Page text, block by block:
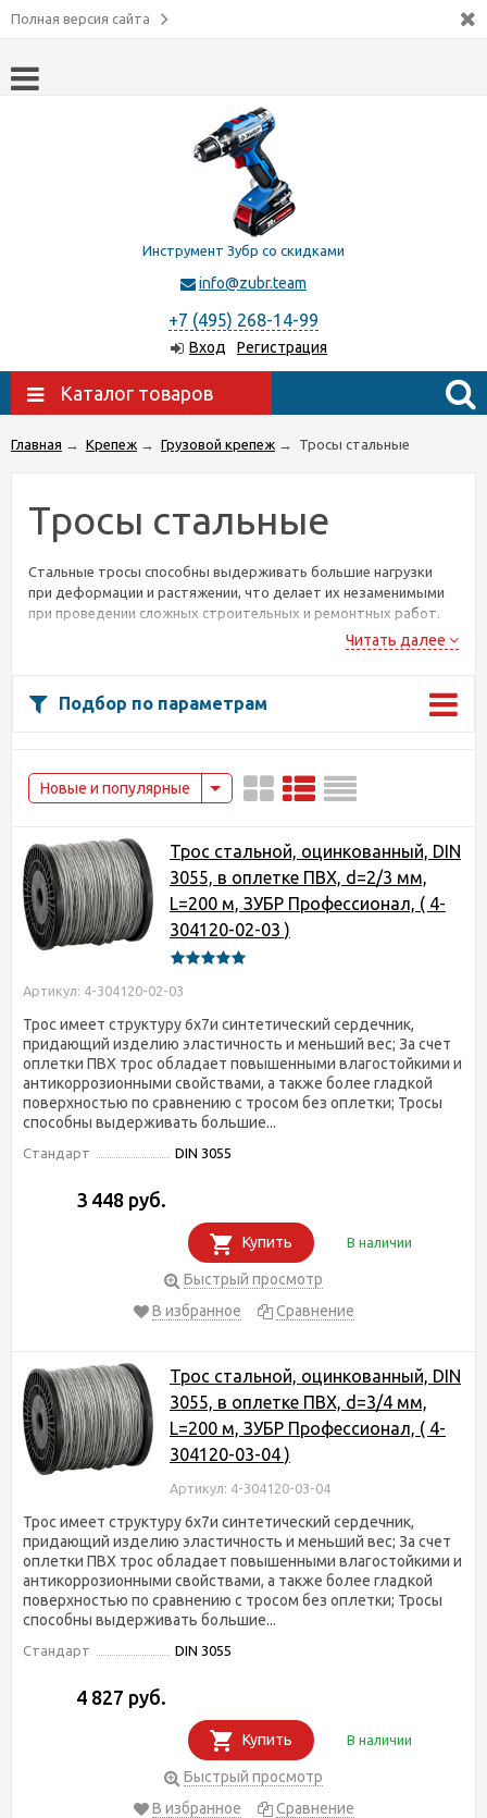
Полная версия сайта
Инструмент Зубр со скидками
info@zubr.team
+7 (495) 268-14-99
Вход Регистрация
Каталог товаров
Главная → Крепеж → Грузовой крепеж → Тросы стальные
Тросы стальные
Стальные тросы способны выдерживать большие нагрузки
при деформации и растяжении, что делает их незаменимыми
при проведении сложных строительных и ремонтных работ.
Предназначены для использования в бытовых нуждах и при
проведении строительных работ в качестве подвесок,
Не используются в грузоподъемных механизмах, для
перемещения грузов и при такелажных работах.
окружающей среды.
Читать далее
Подбор по параметрам
Новые и популярные
Трос стальной, оцинкованный, DIN
3055, в оплетке ПВХ, d=2/3 мм,
L=200 м, ЗУБР Профессионал, ( 4-
304120-02-03 )
Артикул: 4-304120-02-03
Трос имеет структуру 6х7и синтетический сердечник,
придающий изделию эластичность и меньший вес; За счет
оплетки ПВХ трос обладает повышенными влагостойкими и
антикоррозионными свойствами, а также более гладкой
поверхностью по сравнению с тросом без оплетки; Тросы
способны выдерживать большие...
Стандарт DIN 3055
3 448 руб.
Купить В наличии
Быстрый просмотр
В избранное
Сравнение
Трос стальной, оцинкованный, DIN
3055, в оплетке ПВХ, d=3/4 мм,
L=200 м, ЗУБР Профессионал, ( 4-
304120-03-04 )
Артикул: 4-304120-03-04
Трос имеет структуру 6х7и синтетический сердечник,
придающий изделию эластичность и меньший вес; За счет
оплетки ПВХ трос обладает повышенными влагостойкими и
антикоррозионными свойствами, а также более гладкой
поверхностью по сравнению с тросом без оплетки; Тросы
способны выдерживать большие...
Стандарт DIN 3055
4 827 руб.
Купить В наличии
Быстрый просмотр
В избранное
Сравнение